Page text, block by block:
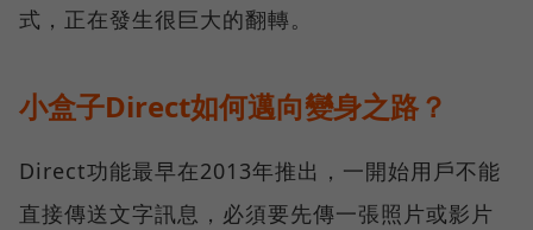
式，正在發生很巨大的翻轉。
小盒子Direct如何邁向變身之路？
Direct功能最早在2013年推出，一開始用戶不能
直接傳送文字訊息，必須要先傳一張照片或影片